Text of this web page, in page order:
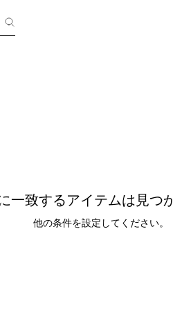
一致するアイテムは見つ
他の条件を設定してください。